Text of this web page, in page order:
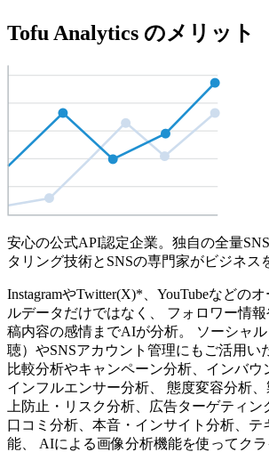
Tofu Analytics のメリット
安心の公式API認定企業。独自の全量
タリング技術とSNSの専門家がビジネス
InstagramやTwitter(X)*、YouTubeなどの
ルデータだけではなく、 フォロワー情
稿内容の感情までAIが分析。 ソーシャ
聴）やSNSアカウント管理にもご活用い
比較分析やキャンペーン分析、インバウ
インフルエンサー分析、 態度変容分析
上防止・リスク分析、広告ターゲティ
口コミ分析、本音・インサイト分析、テ
能、 AIによる画像分析機能を使ってク